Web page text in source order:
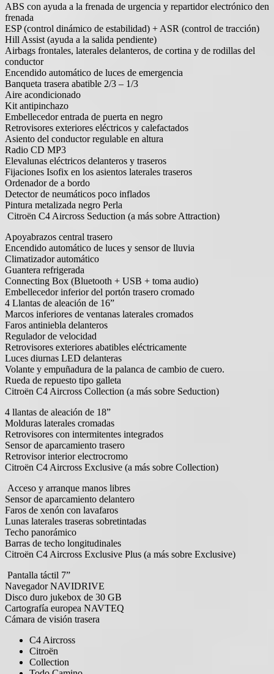
ABS con ayuda a la frenada de urgencia y repartidor electrónico den
frenada
ESP (control dinámico de estabilidad) + ASR (control de tracción)
Hill Assist (ayuda a la salida pendiente)
Airbags frontales, laterales delanteros, de cortina y de rodillas del
conductor
Encendido automático de luces de emergencia
Banqueta trasera abatible 2/3 – 1/3
Aire acondicionado
Kit antipinchazo
Embellecedor entrada de puerta en negro
Retrovisores exteriores eléctricos y calefactados
Asiento del conductor regulable en altura
Radio CD MP3
Elevalunas eléctricos delanteros y traseros
Fijaciones Isofix en los asientos laterales traseros
Ordenador de a bordo
Detector de neumáticos poco inflados
Pintura metalizada negro Perla
Citroën C4 Aircross Seduction (a más sobre Attraction)
Apoyabrazos central trasero
Encendido automático de luces y sensor de lluvia
Climatizador automático
Guantera refrigerada
Connecting Box (Bluetooth + USB + toma audio)
Embellecedor inferior del portón trasero cromado
4 Llantas de aleación de 16”
Marcos inferiores de ventanas laterales cromados
Faros antiniebla delanteros
Regulador de velocidad
Retrovisores exteriores abatibles eléctricamente
Luces diurnas LED delanteras
Volante y empuñadura de la palanca de cambio de cuero.
Rueda de repuesto tipo galleta
Citroën C4 Aircross Collection (a más sobre Seduction)
4 llantas de aleación de 18”
Molduras laterales cromadas
Retrovisores con intermitentes integrados
Sensor de aparcamiento trasero
Retrovisor interior electrocromo
Citroën C4 Aircross Exclusive (a más sobre Collection)
Acceso y arranque manos libres
Sensor de aparcamiento delantero
Faros de xenón con lavafaros
Lunas laterales traseras sobretintadas
Techo panorámico
Barras de techo longitudinales
Citroën C4 Aircross Exclusive Plus (a más sobre Exclusive)
Pantalla táctil 7”
Navegador NAVIDRIVE
Disco duro jukebox de 30 GB
Cartografía europea NAVTEQ
Cámara de visión trasera
C4 Aircross
Citroën
Collection